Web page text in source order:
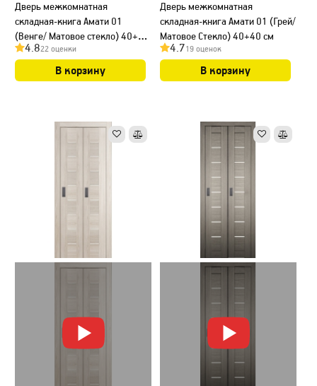
Дверь межкомнатная
складная-книга Амати 01
(Венге/ Матовое стекло) 40+40
см4.822 оценки
В корзину
Дверь межкомнатная
складная-книга Амати 01 (Грей/
Матовое Стекло) 40+40 см
4.719 оценок
В корзину